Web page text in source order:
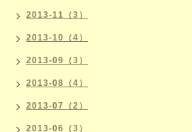
2013-11（3）
2013-10（4）
2013-09（3）
2013-08（4）
2013-07（2）
2013-06（3）